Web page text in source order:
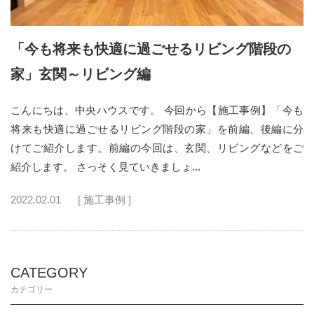
CATEGORY
カテゴリー
「今も将来も快適に過ごせるリビング階段の
家」玄関～リビング編
こんにちは、中央ハウスです。 今回から【施工事例】「今も
将来も快適に過ごせるリビング階段の家」を前編、後編に分
けてご紹介します。前編の今回は、玄関、リビングなどをご
紹介します。 さっそく見ていきましょ...
2022.02.01 [ 施工事例 ]